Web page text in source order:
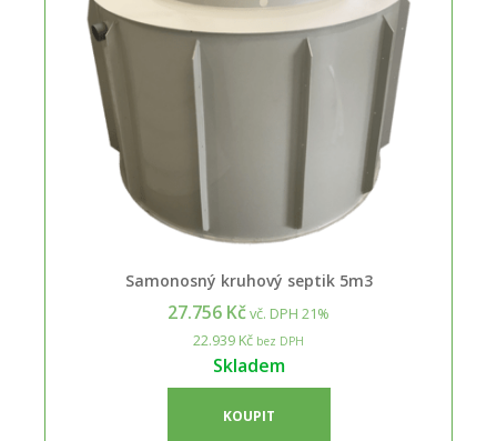
Samonosný kruhový septik 5m3
27.756 Kčvč. DPH 21%
22.939 Kč bez DPH
Skladem
KOUPIT